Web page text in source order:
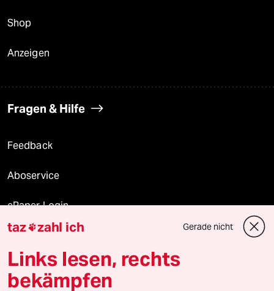
Shop
Anzeigen
Fragen & Hilfe
Feedback
Aboservice
ePaper Login
Downloads für Abonnierende
taz zahl ich Gerade nicht
Links lesen, rechts
bekämpfen